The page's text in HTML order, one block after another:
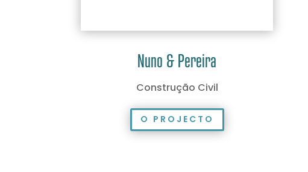
Nuno & Pereira
Construção Civil
O PROJECTO